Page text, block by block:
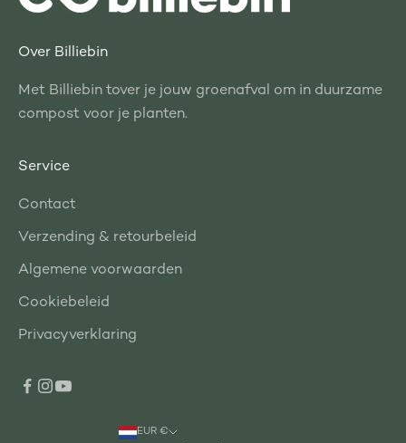
Over Billiebin
Met Billiebin tover je jouw groenafval om in duurzame
compost voor je planten.
Service
Contact
Verzending & retourbeleid
Algemene voorwaarden
Cookiebeleid
Privacyverklaring
EUR €